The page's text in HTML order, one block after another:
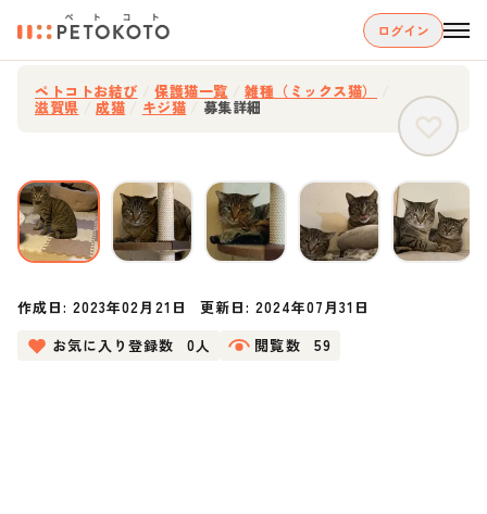
ログイン
ペトコトお結び 保護猫一覧 雑種（ミックス猫）
滋賀県 成猫 キジ猫 募集詳細
作成日:2023年02月21日 更新日: 2024年07月31日
お気に入り登録数
0人 閲覧数 59